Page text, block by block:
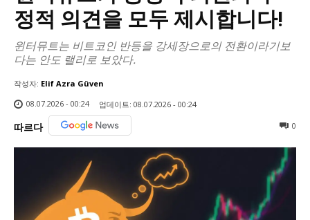
정적 의견을 모두 제시합니다!
윈터뮤트는 비트코인 반등을 강세장으로의 전환이라기보
다는 안도 랠리로 보았다.
작성자: Elif Azra Güven
08.07.2026 - 00:24
업데이트: 08.07.2026 - 00:24
따르다 0